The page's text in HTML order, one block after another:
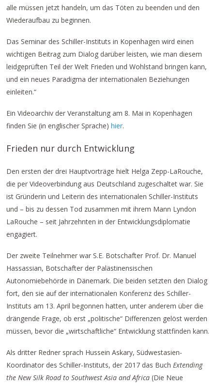
alle müssen jetzt handeln, um das Töten zu beenden und den
Wiederaufbau zu beginnen.
Das Seminar des Schiller-Instituts in Kopenhagen wird einen
wichtigen Beitrag zum Dialog darüber leisten, wie man diesem
leidgeprüften Teil der Welt Frieden und Wohlstand bringen kann,
und ein neues Paradigma der internationalen Beziehungen
einleiten.“
Ein Videoarchiv der Veranstaltung am 8. Mai in Kopenhagen
finden Sie (in englischer Sprache)hier.
Frieden nur durch Entwicklung
Den ersten der drei Hauptvorträge hielt Helga Zepp-LaRouche,
die per Videoverbindung aus Deutschland zugeschaltet war. Sie
ist Gründerin und Leiterin des internationalen Schiller-Instituts
und – bis zu dessen Tod zusammen mit ihrem Mann Lyndon
LaRouche – seit Jahrzehnten in der Entwicklungsdiplomatie
engagiert.
Der zweite Teilnehmer war S.E. Botschafter Prof. Dr. Manuel
Hassassian, Botschafter der Palästinensischen
Autonomiebehörde in Dänemark. Die beiden setzten den Dialog
fort, den sie auf der internationalen Konferenz des Schiller-
Instituts am 13. April begonnen hatten, unter anderem über die
drängende Frage, ob erst „politische“ Differenzen gelöst werden
müssen, bevor die „wirtschaftliche“ Entwicklung stattfinden kann.
Als dritter Redner sprach Hussein Askary, Südwestasien-
Koordinator des Schiller-Instituts, der 2017 das Buch Extending
the New Silk Road to Southwest Asia and Africa (Die Neue